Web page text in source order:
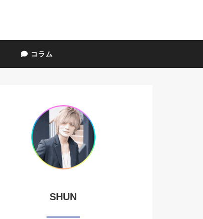
コラム
SHUN